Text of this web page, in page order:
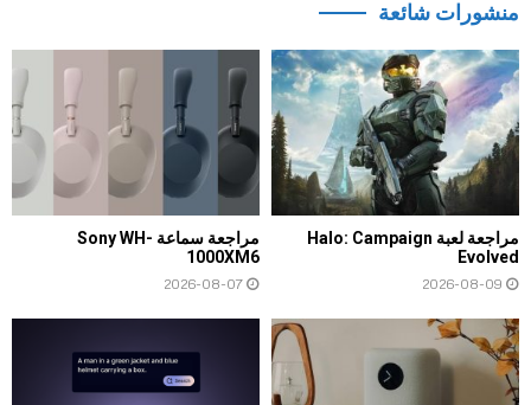
منشورات شائعة
مراجعة لعبة Halo: Campaign
Evolved
2026-08-09
مراجعة سماعة Sony WH-
1000XM6
2026-08-07